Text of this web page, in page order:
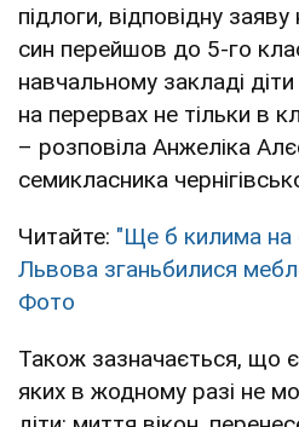
підлоги, відповідну
син перейшов до 5-го
навчальному закладі
на перервах не тільки в
– розповіла Анжеліка
семикласника
Читайте: "Ще б килима на
Львова зганьбилися
Фото
Також зазначається, що є
яких в жодному разі не